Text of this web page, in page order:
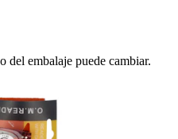
del embalaje puede cambiar.